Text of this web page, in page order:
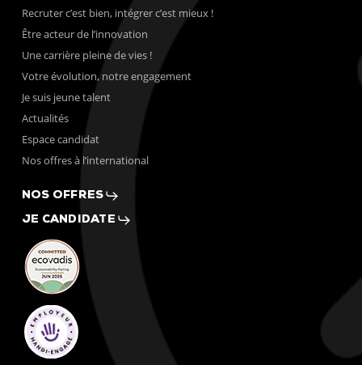
Recruter c’est bien, intégrer c’est mieux !
Être acteur de l’innovation
Une carrière pleine de vies !
Votre évolution, notre engagement
Je suis jeune talent
Actualités
Espace candidat
Nos offres à l’international
NOS OFFRES
JE CANDIDATE